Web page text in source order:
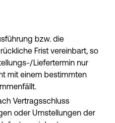
bzw. die
Frist vereinbart, so
Liefertermin nur
mit einem bestimmten
Vertragsschluss
oder Umstellungen der